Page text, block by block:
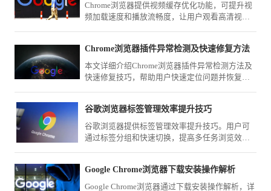
Chrome浏览器提供视频缓存优化功能，可提升视
频加载速度和播放流畅度，让用户观看高清视频
Chrome浏览器插件异常检测及快速修复方法
本文详细介绍Chrome浏览器插件异常检测方法及
快速修复技巧，帮助用户快速定位问题并恢复插
谷歌浏览器标签管理效率提升技巧
谷歌浏览器提供标签管理效率提升技巧。用户可
通过标签分组和快速切换，提高多任务浏览效
Google Chrome浏览器下载安装操作解析
Google Chrome浏览器通过下载安装操作解析，详